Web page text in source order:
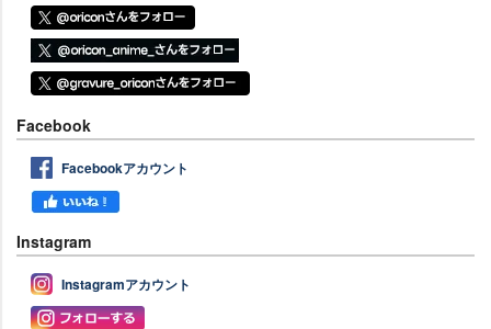
Facebook
Facebookアカウント
Instagram
Instagramアカウント